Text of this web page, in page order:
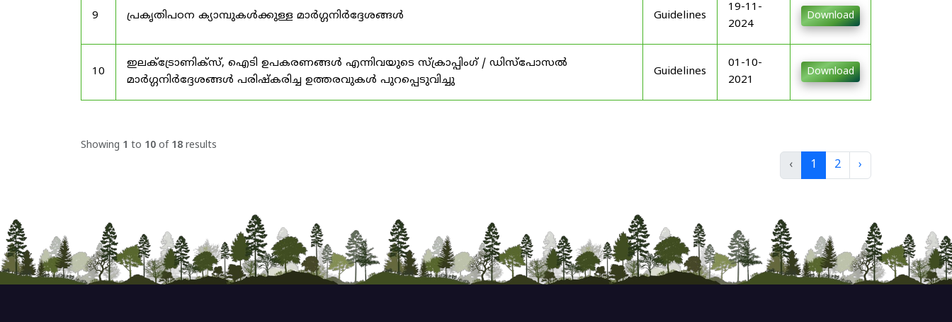
9 പ്രകൃതിപഠന ക്യാമ്പുകൾക്കുള്ള മാർഗ്ഗനിർദ്ദേശങ്ങൾ Guidelines
19-11-
2024
Download
10
ഇലക്‌ട്രോണിക്‌സ്, ഐടി ഉപകരണങ്ങൾ എന്നിവയുടെ സ്‌ക്രാപ്പിംഗ് / ഡിസ്‌പോസൽ
മാർഗ്ഗനിർദ്ദേശങ്ങൾ പരിഷ്‌കരിച്ച ഉത്തരവുകൾ പുറപ്പെടുവിച്ചു
Guidelines
01-10-
2021
Download
Showing 1 to 10 of 18 results
‹ 1 2 ›